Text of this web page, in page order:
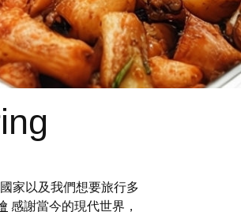
家以及我們想要旅行多
感謝當今的現代世界，